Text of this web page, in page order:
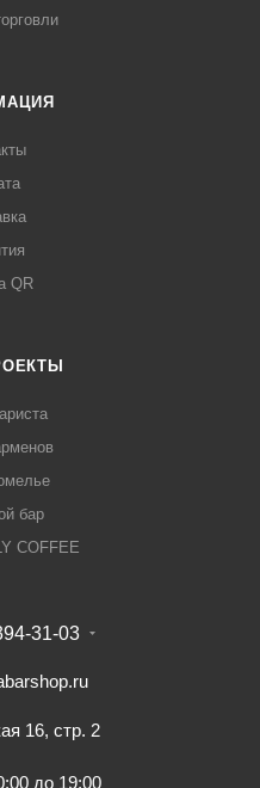
QR
бар
COFFEE
31-03
16, стр. 2
до 19:00